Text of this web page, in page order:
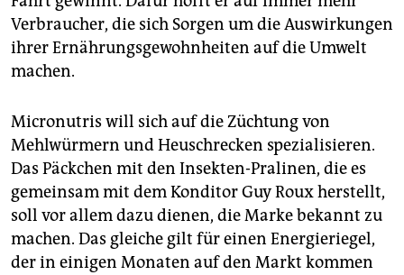
Verbraucher, die sich Sorgen um die Auswirkungen
ihrer Ernährungsgewohnheiten auf die Umwelt
machen.
Micronutris will sich auf die Züchtung von
Mehlwürmern und Heuschrecken spezialisieren.
Das Päckchen mit den Insekten-Pralinen, die es
gemeinsam mit dem Konditor Guy Roux herstellt,
soll vor allem dazu dienen, die Marke bekannt zu
machen. Das gleiche gilt für einen Energieriegel,
der in einigen Monaten auf den Markt kommen